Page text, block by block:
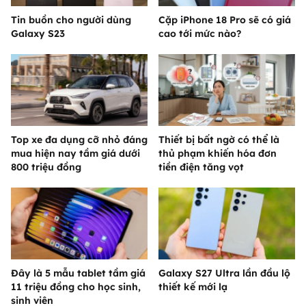
Tin buồn cho người dùng
Galaxy S23
Cặp iPhone 18 Pro sẽ có giá
cao tới mức nào?
Top xe đa dụng cỡ nhỏ đáng
mua hiện nay tầm giá dưới
800 triệu đồng
Thiết bị bất ngờ có thể là
thủ phạm khiến hóa đơn
tiền điện tăng vọt
Đây là 5 mẫu tablet tầm giá
11 triệu đồng cho học sinh,
sinh viên
Galaxy S27 Ultra lần đầu lộ
thiết kế mới lạ